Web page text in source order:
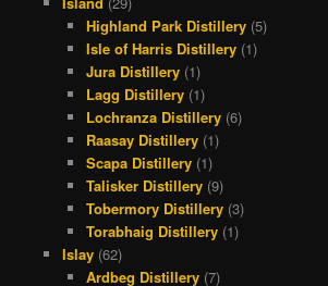
Highland Park Distillery (5)
Isle of Harris Distillery (1)
Jura Distillery (1)
Lagg Distillery (1)
Lochranza Distillery (6)
Raasay Distillery (1)
Scapa Distillery (1)
Talisker Distillery (9)
Tobermory Distillery (3)
Torabhaig Distillery (1)
Islay(62)
Ardbeg Distillery (7)